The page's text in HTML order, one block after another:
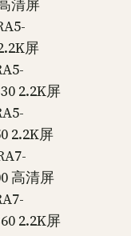
清屏
屏
2.2K屏
2.2K屏
高清屏
2.2K屏